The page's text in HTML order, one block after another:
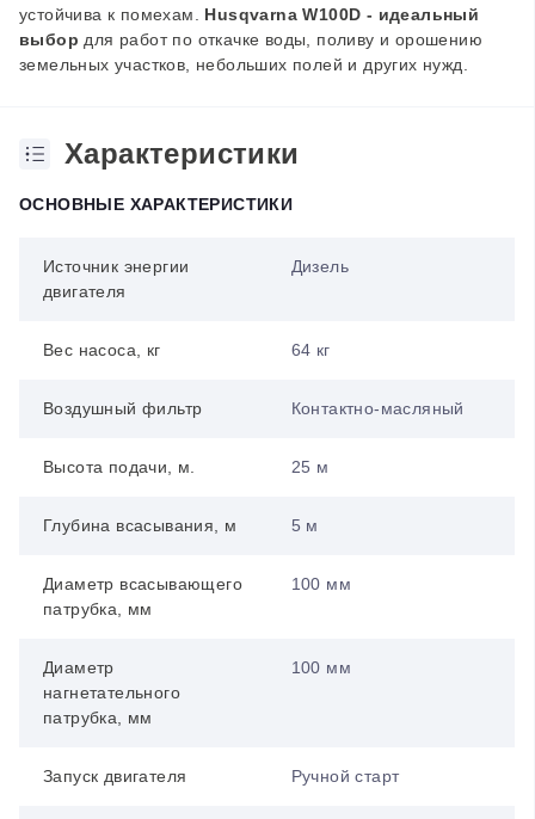
устойчива к помехам. Husqvarna W100D - идеальный
выбор для работ по откачке воды, поливу и орошению
земельных участков, небольших полей и других нужд.
Характеристики
ОСНОВНЫЕ ХАРАКТЕРИСТИКИ
Источник энергии
двигателя
Дизель
Вес насоса, кг 64 кг
Воздушный фильтр Контактно-масляный
Высота подачи, м. 25 м
Глубина всасывания, м 5 м
Диаметр всасывающего
патрубка, мм
100 мм
Диаметр
нагнетательного
патрубка, мм
100 мм
Запуск двигателя Ручной старт